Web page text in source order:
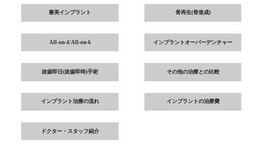
審美インプラント 骨再生(骨造成)
All-on-4/All-on-6 インプラントオーバーデンチャー
抜歯即日(抜歯即時)手術 その他の治療との比較
インプラント治療の流れ インプラントの治療費
ドクター・スタッフ紹介